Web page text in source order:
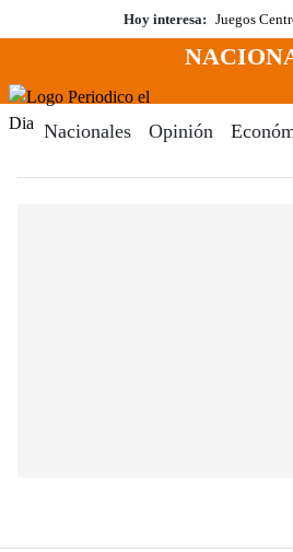
al
Hoy interesa: Juegos
Menú
Nacionales Opinión